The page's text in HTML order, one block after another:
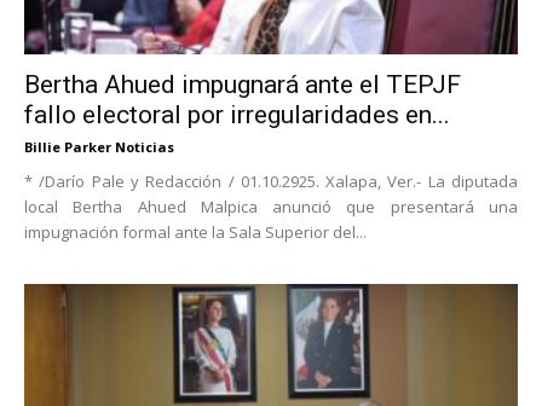
Bertha Ahued impugnará ante el TEPJF
fallo electoral por irregularidades en...
Billie Parker Noticias
* /Darío Pale y Redacción / 01.10.2925. Xalapa, Ver.- La diputada
local Bertha Ahued Malpica anunció que presentará una
impugnación formal ante la Sala Superior del...